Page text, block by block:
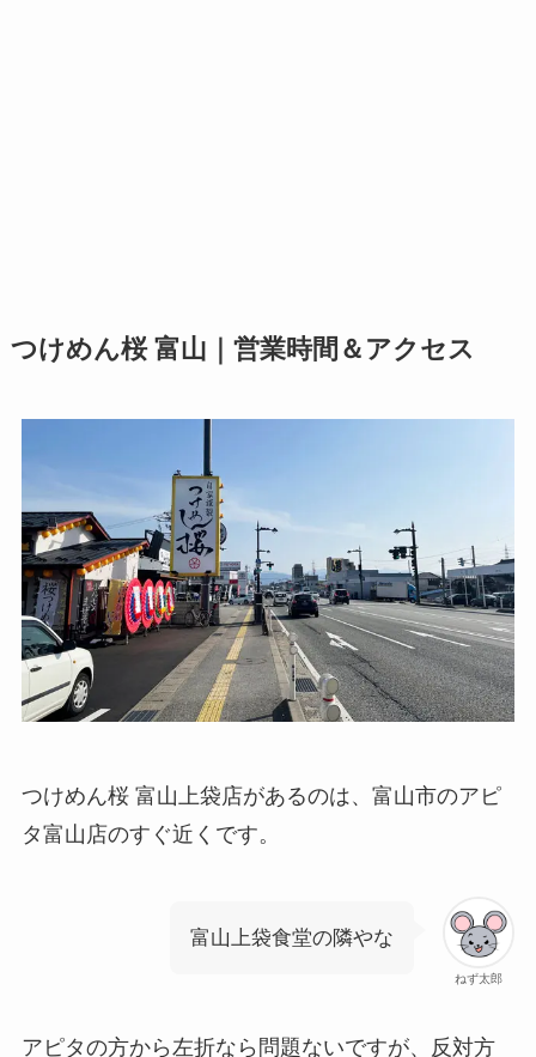
つけめん桜 富山｜営業時間＆アクセス
つけめん桜 富山上袋店があるのは、富山市のアピ
タ富山店のすぐ近くです。
ねず太郎
富山上袋食堂の隣やな
アピタの方から左折なら問題ないですが、反対方